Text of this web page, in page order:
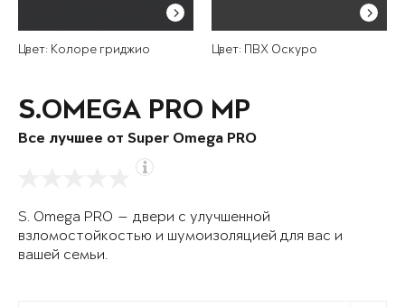
Цвет: Колоре гриджио Цвет: ПВХ Оскуро
S.OMEGA PRO MP
Все лучшее от Super Omega PRO
S. Omega PRO — двери с улучшенной
взломостойкостью и шумоизоляцией для вас и
вашей семьи.